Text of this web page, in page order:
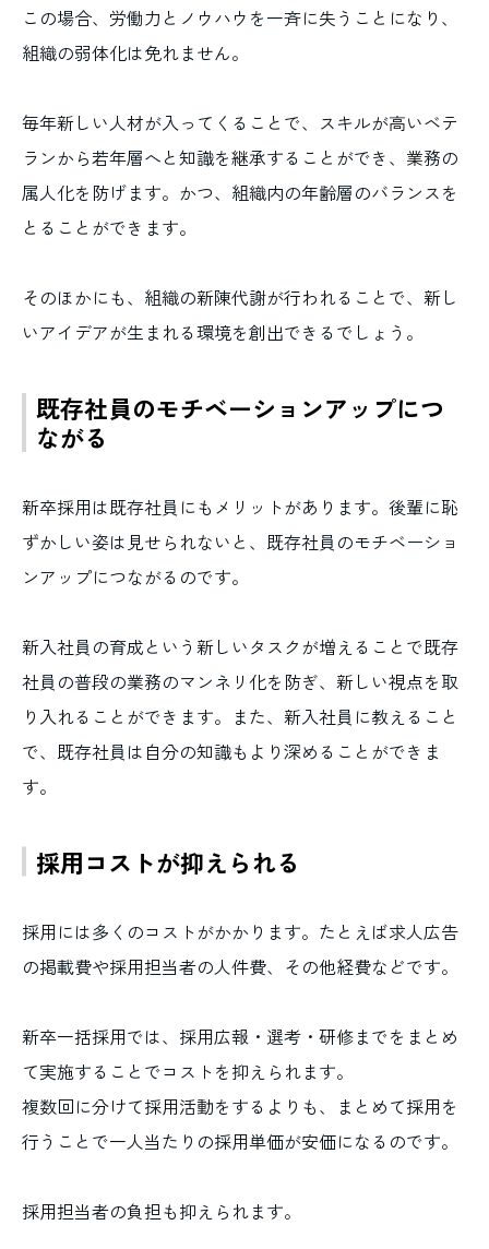
この場合、労働力とノウハウを一斉に失うことになり、
組織の弱体化は免れません。
毎年新しい人材が入ってくることで、スキルが高いベテ
ランから若年層へと知識を継承することができ、業務の
属人化を防げます。かつ、組織内の年齢層のバランスを
とることができます。
そのほかにも、組織の新陳代謝が行われることで、新し
いアイデアが生まれる環境を創出できるでしょう。
既存社員のモチベーションアップにつ
ながる
新卒採用は既存社員にもメリットがあります。後輩に恥
ずかしい姿は見せられないと、既存社員のモチベーショ
ンアップにつながるのです。
新入社員の育成という新しいタスクが増えることで既存
社員の普段の業務のマンネリ化を防ぎ、新しい視点を取
り入れることができます。また、新入社員に教えること
で、既存社員は自分の知識もより深めることができま
す。
採用コストが抑えられる
採用には多くのコストがかかります。たとえば求人広告
の掲載費や採用担当者の人件費、その他経費などです。
新卒一括採用では、採用広報・選考・研修までをまとめ
て実施することでコストを抑えられます。
複数回に分けて採用活動をするよりも、まとめて採用を
行うことで一人当たりの採用単価が安価になるのです。
採用担当者の負担も抑えられます。